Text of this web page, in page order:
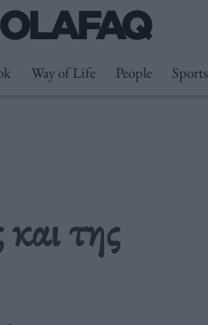
Way of Life People Sports
της